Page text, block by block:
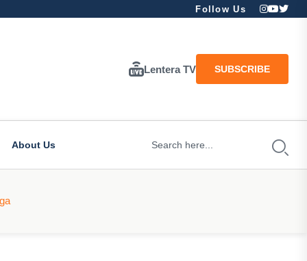
Follow Us
Lentera TV SUBSCRIBE
About Us